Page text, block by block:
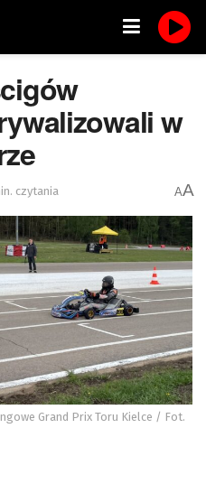
w
czytania AA
Grand Prix Toru Kielce / Fot.